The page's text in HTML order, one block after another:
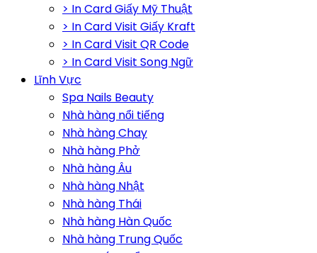
> In Card Giấy Mỹ Thuật
> In Card Visit Giấy Kraft
> In Card Visit QR Code
> In Card Visit Song Ngữ
Lĩnh Vực
Spa Nails Beauty
Nhà hàng nổi tiếng
Nhà hàng Chay
Nhà hàng Phở
Nhà hàng Âu
Nhà hàng Nhật
Nhà hàng Thái
Nhà hàng Hàn Quốc
Nhà hàng Trung Quốc